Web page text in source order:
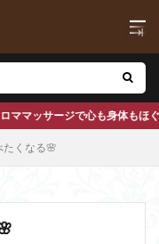
たくなる🌸